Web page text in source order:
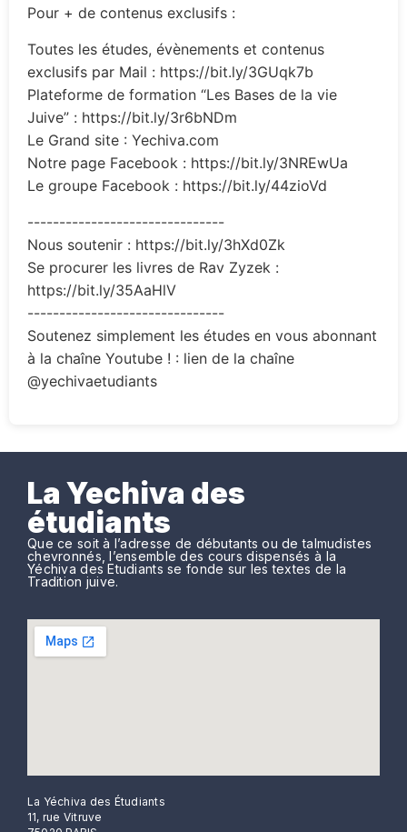
Pour + de contenus exclusifs :
Toutes les études, évènements et contenus
exclusifs par Mail : https://bit.ly/3GUqk7b
Plateforme de formation “Les Bases de la vie
Juive” : https://bit.ly/3r6bNDm
Le Grand site : Yechiva.com
Notre page Facebook : https://bit.ly/3NREwUa
Le groupe Facebook : https://bit.ly/44zioVd
-------------------------------
Nous soutenir : https://bit.ly/3hXd0Zk
Se procurer les livres de Rav Zyzek :
https://bit.ly/35AaHlV
-------------------------------
Soutenez simplement les études en vous abonnant
à la chaîne Youtube ! : lien de la chaîne
@yechivaetudiants
La Yechiva des
étudiants
Que ce soit à l’adresse de débutants ou de talmudistes
chevronnés, l’ensemble des cours dispensés à la
Yéchiva des Etudiants se fonde sur les textes de la
Tradition juive.
La Yéchiva des Étudiants
11, rue Vitruve